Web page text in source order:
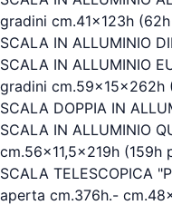
gradini cm.41x123h
SCALA IN ALLUMINIO
SCALA IN ALLUMINIO
gradini cm.59x15x262h
SCALA DOPPIA IN
SCALA IN ALLUMINIO
cm.56x11,5x219h (159h
SCALA TELESCOPICA
aperta cm.376h.-